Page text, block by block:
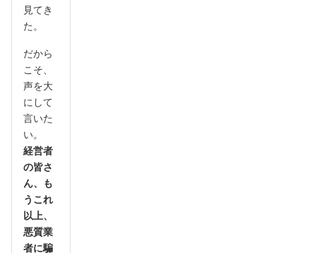
見てき
た。
だから
こそ、
声を大
にして
言いた
い。
経営者
の皆さ
ん、も
うこれ
以上、
悪質業
者に騙